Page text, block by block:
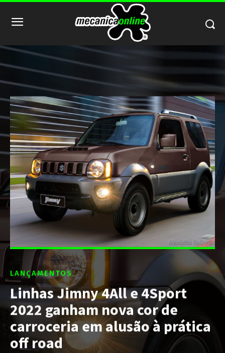
LANÇAMENTOS
Linhas Jimny 4All e 4Sport
2022 ganham nova cor de
carroceria em alusão à prática
off road